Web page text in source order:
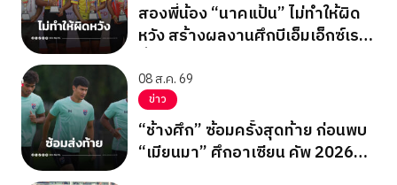
สองพี่น้อง “นาคแป้น” ไม่ทำให้ผิด
หวัง สร้างผลงานศึกบีเอ็มเอ็กซ์เรซ
08 ส.ค. 69
ข่าว
“ช้างศึก” ซ้อมครั้งสุดท้าย ก่อนพบ
“เมียนมา” ศึกอาเซียน คัพ 2026